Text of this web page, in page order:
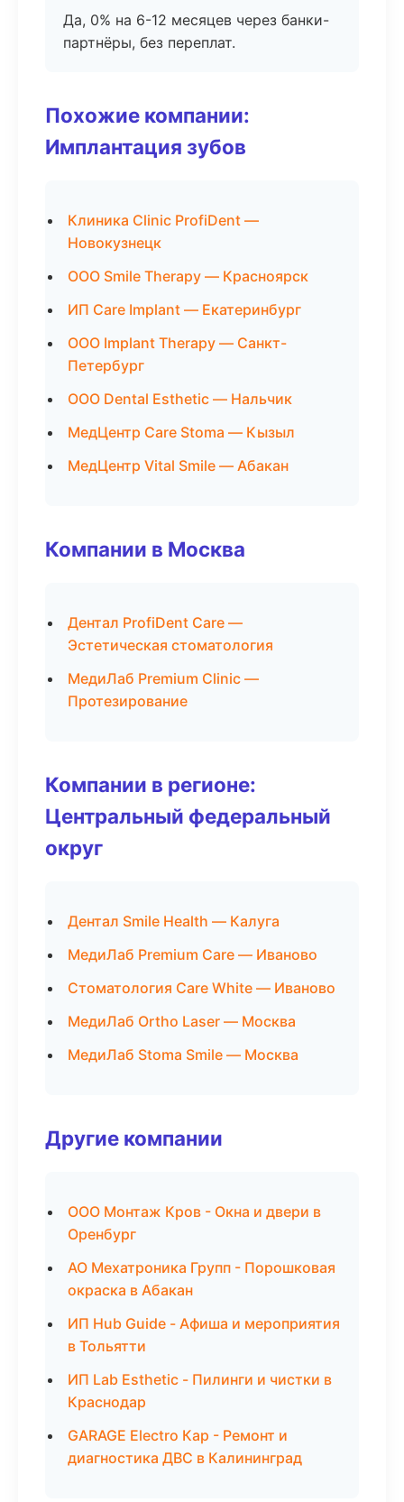
Да, 0% на 6-12 месяцев через банки-
партнёры, без переплат.
Похожие компании:
Имплантация зубов
Клиника Clinic ProfiDent —
Новокузнецк
ООО Smile Therapy — Красноярск
ИП Care Implant — Екатеринбург
ООО Implant Therapy — Санкт-
Петербург
ООО Dental Esthetic — Нальчик
МедЦентр Care Stoma — Кызыл
МедЦентр Vital Smile — Абакан
Компании в Москва
Дентал ProfiDent Care —
Эстетическая стоматология
МедиЛаб Premium Clinic —
Протезирование
Компании в регионе:
Центральный федеральный
округ
Дентал Smile Health — Калуга
МедиЛаб Premium Care — Иваново
Стоматология Care White — Иваново
МедиЛаб Ortho Laser — Москва
МедиЛаб Stoma Smile — Москва
Другие компании
ООО Монтаж Кров - Окна и двери в
Оренбург
АО Мехатроника Групп - Порошковая
окраска в Абакан
ИП Hub Guide - Афиша и мероприятия
в Тольятти
ИП Lab Esthetic - Пилинги и чистки в
Краснодар
GARAGE Electro Кар - Ремонт и
диагностика ДВС в Калининград